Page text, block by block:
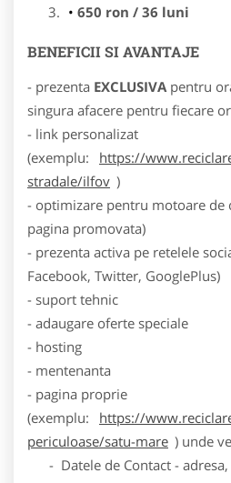
650 ron / 36 luni
BENEFICII SI AVANTAJE
- prezenta EXCLUSIVA pentru
singura afacere pentru fiecare
- link personalizat
(exemplu:
https://
stradale/ilfov )
- optimizare pentru motoare de
pagina promovata)
- prezenta activa pe retelele
Facebook, Twitter, GooglePlus)
- suport tehnic
- adaugare oferte speciale
- hosting
- mentenanta
- pagina proprie
(exemplu:
https://
periculoase/satu-mare ) unde
- Datele de Contact - adresa,